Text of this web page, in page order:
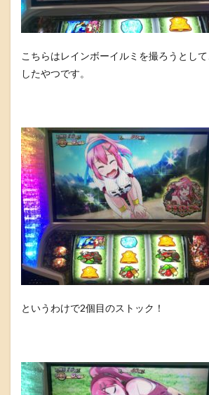
こちらはレインボーイルミを撮ろうとし
したやつです。
というわけで2個目のストック！